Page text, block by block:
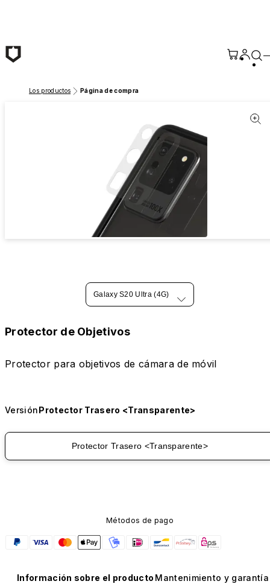
Los productos Página de compra
Galaxy S20 Ultra (4G)
Protector de Objetivos
Protector para objetivos de cámara de móvil
VersiónProtector Trasero <Transparente>
Protector Trasero <Transparente>
Métodos de pago
Información sobre el producto Mantenimiento y garantía